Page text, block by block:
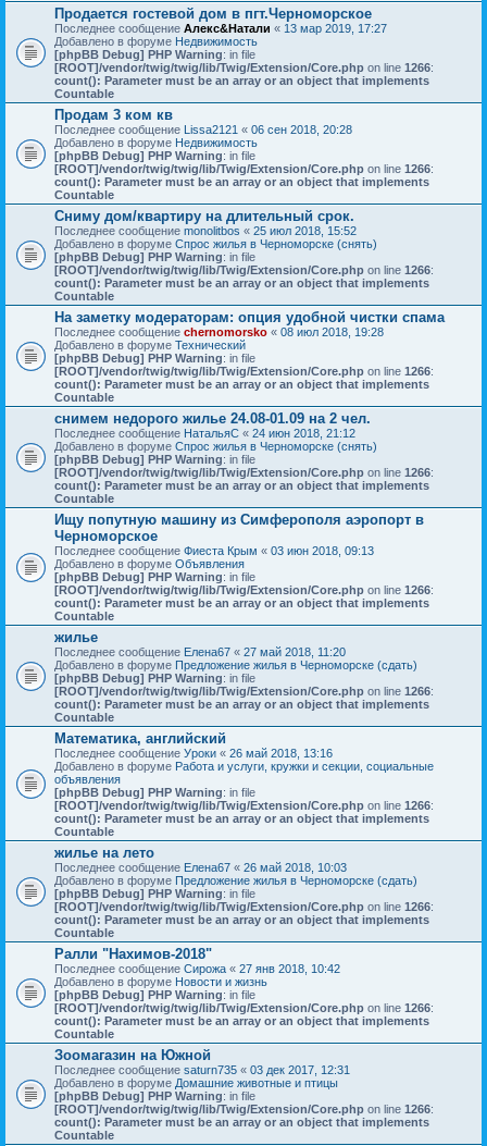
Продается гостевой дом в пгт.Черноморское
Последнее сообщение Алекс&Натали « 13 мар 2019, 17:27
Добавлено в форуме Недвижимость
[phpBB Debug] PHP Warning: in file
[ROOT]/vendor/twig/twig/lib/Twig/Extension/Core.php on line 1266:
count(): Parameter must be an array or an object that implements
Countable
Продам 3 ком кв
Последнее сообщение Lissa2121 « 06 сен 2018, 20:28
Добавлено в форуме Недвижимость
[phpBB Debug] PHP Warning: in file
[ROOT]/vendor/twig/twig/lib/Twig/Extension/Core.php on line 1266:
count(): Parameter must be an array or an object that implements
Countable
Сниму дом/квартиру на длительный срок.
Последнее сообщение monolitbos « 25 июл 2018, 15:52
Добавлено в форуме Спрос жилья в Черноморске (снять)
[phpBB Debug] PHP Warning: in file
[ROOT]/vendor/twig/twig/lib/Twig/Extension/Core.php on line 1266:
count(): Parameter must be an array or an object that implements
Countable
На заметку модераторам: опция удобной чистки спама
Последнее сообщение chernomorsko « 08 июл 2018, 19:28
Добавлено в форуме Технический
[phpBB Debug] PHP Warning: in file
[ROOT]/vendor/twig/twig/lib/Twig/Extension/Core.php on line 1266:
count(): Parameter must be an array or an object that implements
Countable
снимем недорого жилье 24.08-01.09 на 2 чел.
Последнее сообщение НатальяС « 24 июн 2018, 21:12
Добавлено в форуме Спрос жилья в Черноморске (снять)
[phpBB Debug] PHP Warning: in file
[ROOT]/vendor/twig/twig/lib/Twig/Extension/Core.php on line 1266:
count(): Parameter must be an array or an object that implements
Countable
Ищу попутную машину из Симферополя аэропорт в
Черноморское
Последнее сообщение Фиеста Крым « 03 июн 2018, 09:13
Добавлено в форуме Объявления
[phpBB Debug] PHP Warning: in file
[ROOT]/vendor/twig/twig/lib/Twig/Extension/Core.php on line 1266:
count(): Parameter must be an array or an object that implements
Countable
жилье
Последнее сообщение Елена67 « 27 май 2018, 11:20
Добавлено в форуме Предложение жилья в Черноморске (сдать)
[phpBB Debug] PHP Warning: in file
[ROOT]/vendor/twig/twig/lib/Twig/Extension/Core.php on line 1266:
count(): Parameter must be an array or an object that implements
Countable
Математика, английский
Последнее сообщение Уроки « 26 май 2018, 13:16
Добавлено в форуме Работа и услуги, кружки и секции, социальные
объявления
[phpBB Debug] PHP Warning: in file
[ROOT]/vendor/twig/twig/lib/Twig/Extension/Core.php on line 1266:
count(): Parameter must be an array or an object that implements
Countable
жилье на лето
Последнее сообщение Елена67 « 26 май 2018, 10:03
Добавлено в форуме Предложение жилья в Черноморске (сдать)
[phpBB Debug] PHP Warning: in file
[ROOT]/vendor/twig/twig/lib/Twig/Extension/Core.php on line 1266:
count(): Parameter must be an array or an object that implements
Countable
Ралли "Нахимов-2018"
Последнее сообщение Сирожа « 27 янв 2018, 10:42
Добавлено в форуме Новости и жизнь
[phpBB Debug] PHP Warning: in file
[ROOT]/vendor/twig/twig/lib/Twig/Extension/Core.php on line 1266:
count(): Parameter must be an array or an object that implements
Countable
Зоомагазин на Южной
Последнее сообщение saturn735 « 03 дек 2017, 12:31
Добавлено в форуме Домашние животные и птицы
[phpBB Debug] PHP Warning: in file
[ROOT]/vendor/twig/twig/lib/Twig/Extension/Core.php on line 1266:
count(): Parameter must be an array or an object that implements
Countable